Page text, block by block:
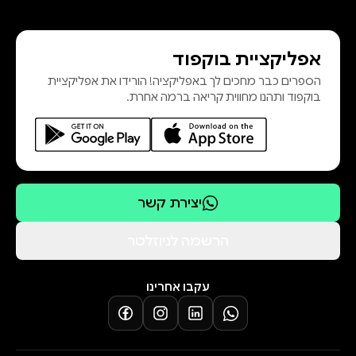
כשהיריבות המקצועית ביניהם מובילה
לנשיקה מאוד אישית – ולוהטת, וולס
וגם גווין נחושים בדעתם לשמור מרחק
זה מזה, כשהם מאמינים שהנשיקה
נבעה מכישוף מקרי. אבל כשמסדר
מכשפות מסתורי מגיע לעיירה וכוחותיה
של גווין מתחילים להיחלש, היא ו-וולס
את כוחותיה לפני שיהיה מאוחר מדי.
אפליקציית בוקפוד
הספרים כבר מחכים לך באפליקציה! הורידו את אפליקציית
בוקפוד ותהנו מחווית קריאה ברמה אחרת.
יצירת קשר
עקבו אחרינו